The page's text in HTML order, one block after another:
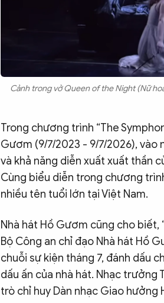
Cảnh trong vở Queen of the Night (Nữ
Trong chương trình “The
Gươm (9/7/2023 - 9/7/2026), vào
và khả năng diễn xuất xuất thần
Cùng biểu diễn trong chương
nhiều tên tuổi lớn tại Việt Nam.
Nhà hát Hồ Gươm cũng cho biết,
Bộ Công an chỉ đạo Nhà hát Hồ
chuỗi sự kiện tháng 7, đánh dấu
dấu ấn của nhà hát. Nhạc
trò chỉ huy Dàn nhạc Giao hưởng